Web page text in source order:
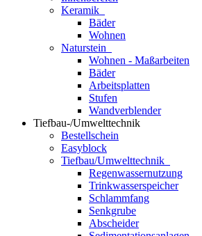
Keramik
Bäder
Wohnen
Naturstein
Wohnen - Maßarbeiten
Bäder
Arbeitsplatten
Stufen
Wandverblender
Tiefbau-/Umwelttechnik
Bestellschein
Easyblock
Tiefbau/Umwelttechnik
Regenwassernutzung
Trinkwasserspeicher
Schlammfang
Senkgrube
Abscheider